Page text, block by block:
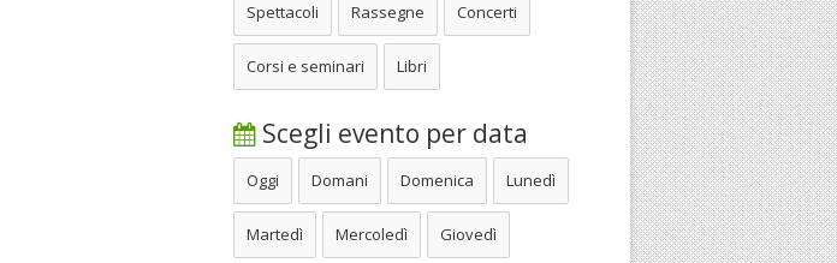
Spettacoli Rassegne Concerti
Corsi e seminari Libri
Scegli evento per data
Oggi Domani Domenica Lunedì
Martedì Mercoledì Giovedì